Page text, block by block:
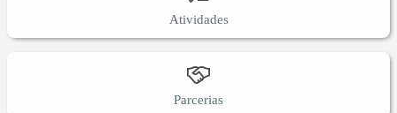
Atividades
Parcerias